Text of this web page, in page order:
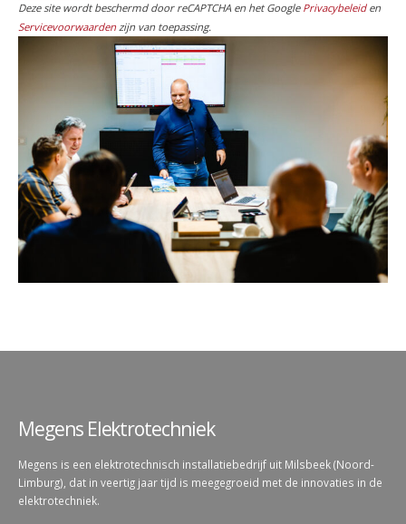
Deze site wordt beschermd door reCAPTCHA en het Google Privacybeleiden
Servicevoorwaarden zijn van toepassing.
Megens Elektrotechniek
Megens is een elektrotechnisch installatiebedrijf uit Milsbeek (Noord-
Limburg), dat in veertig jaar tijd is meegegroeid met de innovaties in de
elektrotechniek.